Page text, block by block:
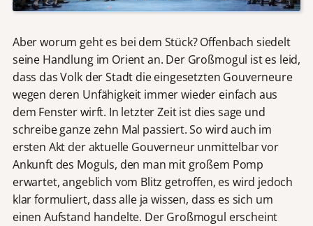
Aber worum geht es bei dem Stück? Offenbach siedelt
seine Handlung im Orient an. Der Großmogul ist es leid,
dass das Volk der Stadt die eingesetzten Gouverneure
wegen deren Unfähigkeit immer wieder einfach aus
dem Fenster wirft. In letzter Zeit ist dies sage und
schreibe ganze zehn Mal passiert. So wird auch im
ersten Akt der aktuelle Gouverneur unmittelbar vor
Ankunft des Moguls, den man mit großem Pomp
erwartet, angeblich vom Blitz getroffen, es wird jedoch
klar formuliert, dass alle ja wissen, dass es sich um
einen Aufstand handelte. Der Großmogul erscheint